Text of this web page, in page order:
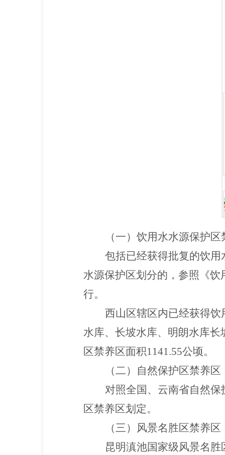
（一）饮用水水源保护区
包括已经获得批复的饮
水源保护区划分的，参照《
行。
西山区辖区内已经获得
水库、长坡水库、明朗水库
区禁养区面积1141.55公顷。
（二）自然保护区禁养区
对照全国、云南省自然
区禁养区划定。
（三）风景名胜区禁养区
昆明滇池国家级风景名